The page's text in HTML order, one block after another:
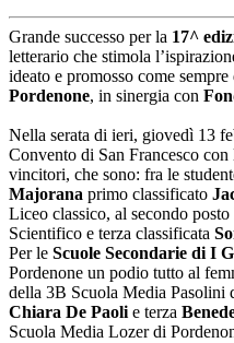
Grande successo per la 17^
letterario che stimola
ideato e promosso come sempre
Pordenone, in sinergia con
Nella serata di ieri, giovedì 13
Convento di San Francesco
vincitori, che sono: fra le
Majorana primo classificato
Liceo classico, al secondo posto
Scientifico e terza classificata
Per le Scuole Secondarie di I
Pordenone un podio tutto al
della 3B Scuola Media Pasolini
Chiara De Paoli e terza
Scuola Media Lozer di